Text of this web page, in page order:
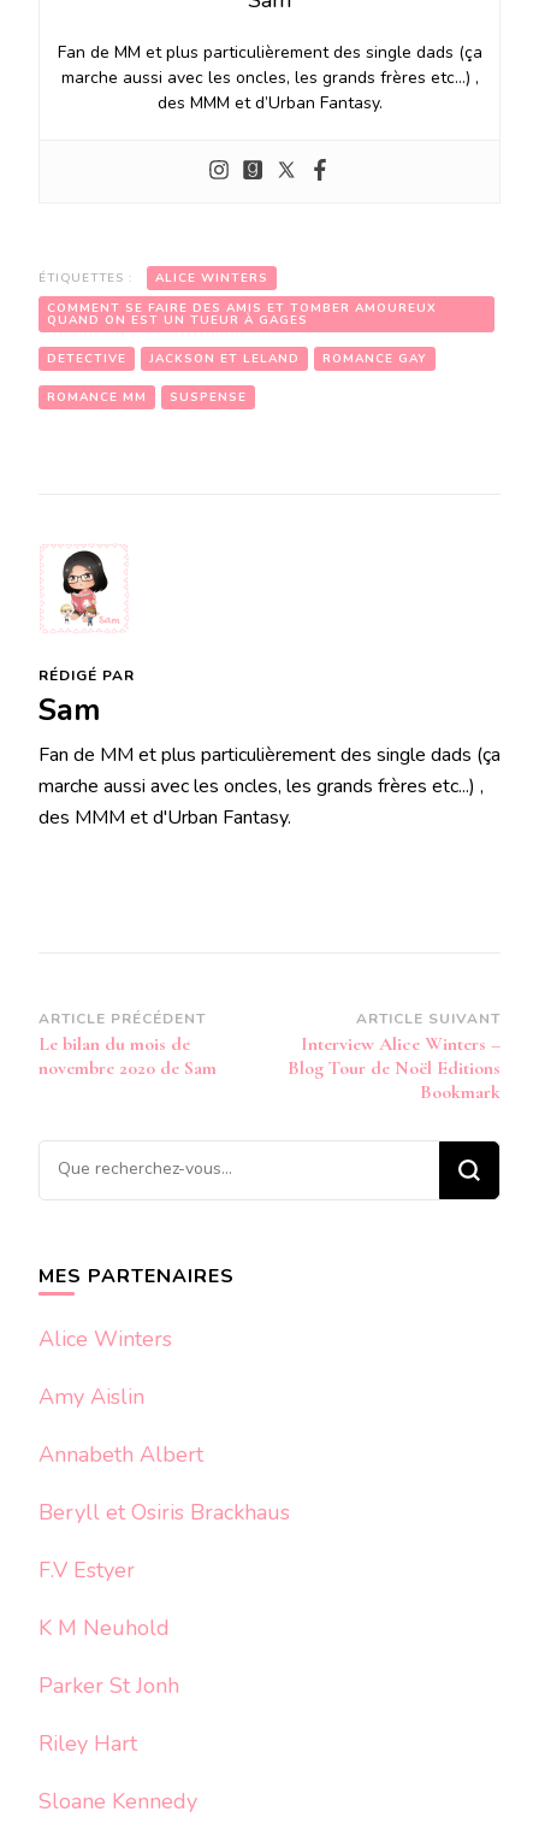
Fan de MM et plus particulièrement des single dads (ça
marche aussi avec les oncles, les grands frères etc…) ,
des MMM et d’Urban Fantasy.
ÉTIQUETTES :
ALICE WINTERS
COMMENT SE FAIRE DES AMIS ET TOMBER AMOUREUX
QUAND ON EST UN TUEUR À GAGES
DETECTIVE JACKSON ET LELAND ROMANCE GAY
ROMANCE MM SUSPENSE
RÉDIGÉ PAR
Sam
Fan de MM et plus particulièrement des single dads (ça
marche aussi avec les oncles, les grands frères etc...) ,
des MMM et d'Urban Fantasy.
Navigation
d’article
ARTICLE PRÉCÉDENT
Le bilan du mois de
novembre 2020 de Sam
ARTICLE SUIVANT
Interview Alice Winters –
Blog Tour de Noël Editions
Bookmark
Vous
recherchiez
MES PARTENAIRES
Alice Winters
Amy Aislin
Annabeth Albert
Beryll et Osiris Brackhaus
F.V Estyer
K M Neuhold
Parker St Jonh
Riley Hart
Sloane Kennedy